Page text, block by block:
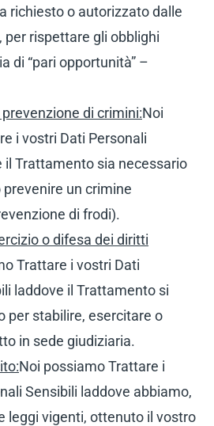
richiesto o autorizzato dalle
per rispettare gli obblighi
di “pari opportunità” –
di crimini:Noi
i vostri Dati Personali
il Trattamento sia necessario
un crimine
di frodi).
o difesa dei diritti
Trattare i vostri Dati
laddove il Trattamento si
per stabilire, esercitare o
in sede giudiziaria.
Noi possiamo Trattare i
Sensibili laddove abbiamo,
leggi vigenti, ottenuto il vostro